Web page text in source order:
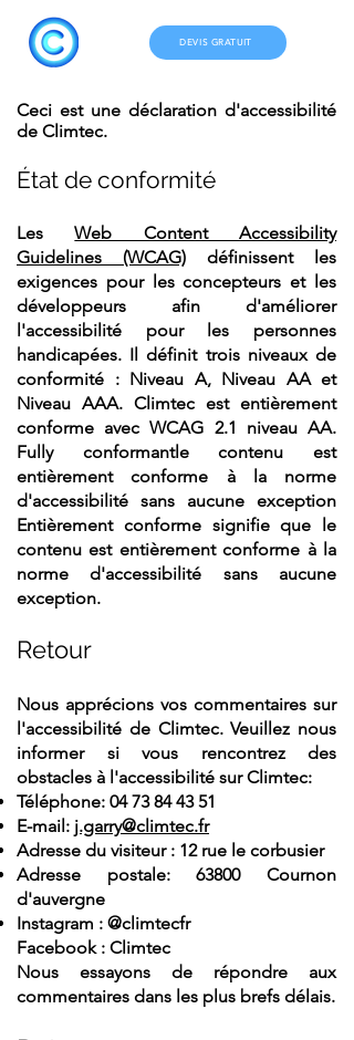
DEVIS GRATUIT
Ceci est une déclaration d'accessibilité
de Climtec.
État de conformité
LesWeb Content Accessibility
Guidelines (WCAG) définissent les
exigences pour les concepteurs et les
développeurs afin d'améliorer
l'accessibilité pour les personnes
handicapées. Il définit trois niveaux de
conformité : Niveau A, Niveau AA et
Niveau AAA. Climtec est entièrement
conforme avec WCAG 2.1 niveau AA.
Fully conformantle contenu est
entièrement conforme à la norme
d'accessibilité sans aucune exception
Entièrement conforme signifie que le
contenu est entièrement conforme à la
norme d'accessibilité sans aucune
exception.
Retour
Nous apprécions vos commentaires sur
l'accessibilité de Climtec. Veuillez nous
informer si vous rencontrez des
obstacles à l'accessibilité sur Climtec:
Téléphone: 04 73 84 43 51
E-mail: j.garry@climtec.fr
Adresse du visiteur : 12 rue le corbusier
Adresse postale: 63800 Cournon
d'auvergne
Instagram : @climtecfr
Facebook : Climtec
Nous essayons de répondre aux
commentaires dans les plus brefs délais.